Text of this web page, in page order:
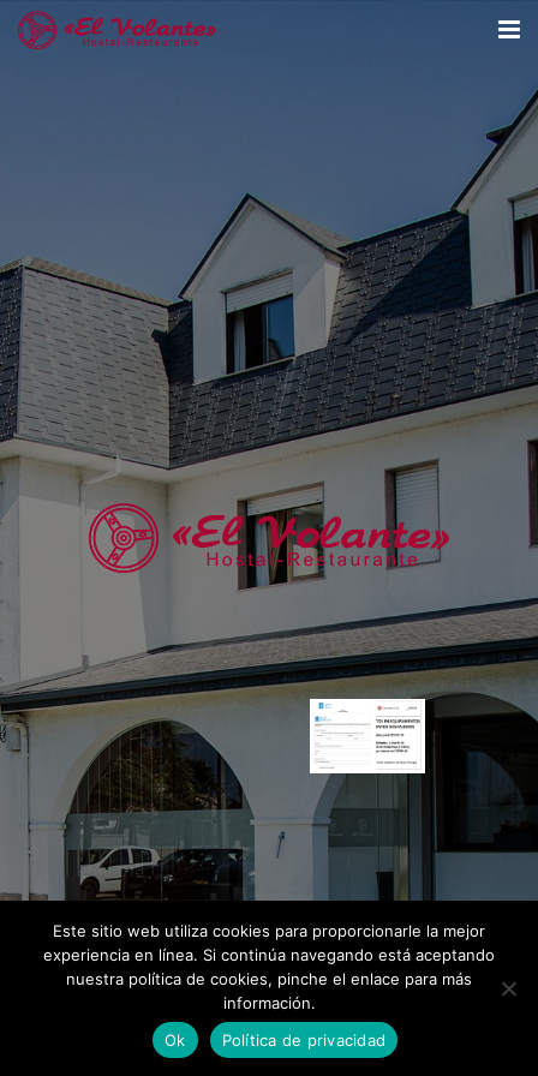
HOSTAL
CONTACTO
Este sitio web utiliza cookies para proporcionarle la mejor
experiencia en línea. Si continúa navegando está aceptando
nuestra política de cookies, pinche el enlace para más
información.
Ok
Política de privacidad